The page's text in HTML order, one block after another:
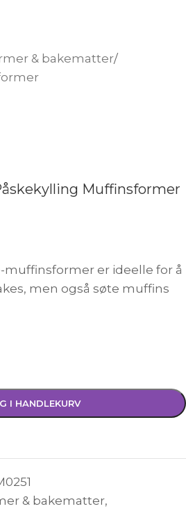
& bakematter/
Muffinsformer
muffinsformer er ideelle for å
men også søte muffins
I HANDLEKURV
& bakematter,